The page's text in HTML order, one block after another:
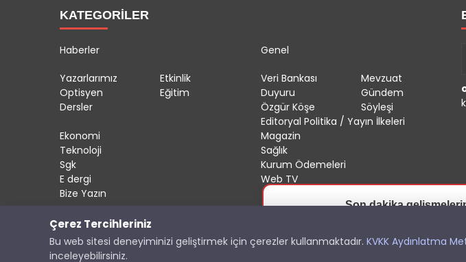
KATEGORİLER
Haberler
Yazarlarımız
Etkinlik
Optisyen
Eğitim
Dersler
Genel
Veri Bankası
Mevzuat
Duyuru
Gündem
Özgür Köşe
Söyleşi
Editoryal Politika / Yayın İlkeleri
Ekonomi
Magazin
Teknoloji
Sağlık
Sgk
Kurum Ödemeleri
E dergi
Web TV
Bize Yazın
Copyright © 2025 OptisyeninSesi Tüm Hakları Saklıdır.
Çerez Tercihleriniz
Bu web sitesi deneyiminizi geliştirmek için çerezler kullanmaktadır. KVKK Aydınlatma
inceleyebilirsiniz.
Son dakika